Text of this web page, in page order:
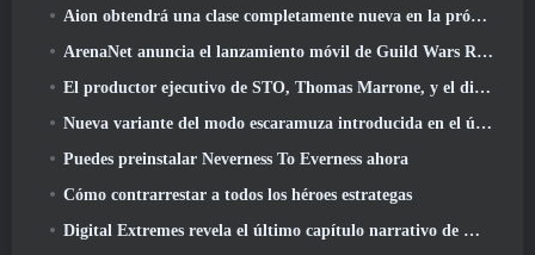
Aion obtendrá una clase completamente nueva en la próxima actualización de Dread Blade
ArenaNet anuncia el lanzamiento móvil de Guild Wars Reforged
El productor ejecutivo de STO, Thomas Marrone, y el director creativo de Neverwinter, Randy Mosiondz, hablan sobre los juegos y el futuro de Cryptic.
Nueva variante del modo escaramuza introducida en el último acto de Valorant
Puedes preinstalar Neverness To Everness ahora
Cómo contrarrestar a todos los héroes estrategas
Digital Extremes revela el último capítulo narrativo de Warframe con nuevos cortos de anime